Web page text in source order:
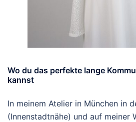
Wo du das perfekte lange
kannst
In meinem Atelier in München in
(Innenstadtnähe) und auf meiner